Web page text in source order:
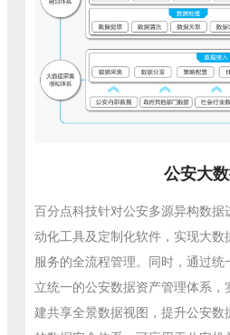
公安大
百分点科技针对公安多源异构数
动化工具及定制化软件，实现大数
服务的全流程管理。同时，通过
立统一的公安数据资产管理体系
建共享全景数据视图，提升公安